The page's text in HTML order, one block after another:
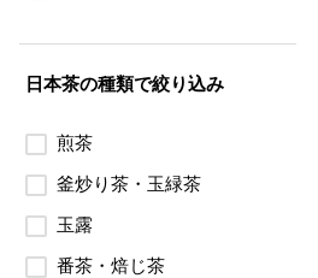
日本茶の種類で絞り込み
煎茶
釜炒り茶・玉緑茶
玉露
番茶・焙じ茶